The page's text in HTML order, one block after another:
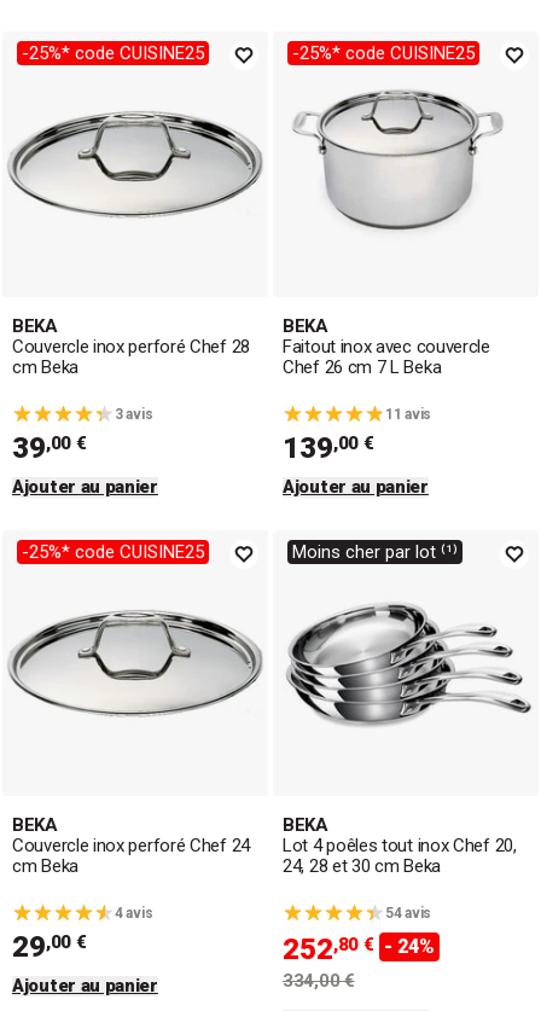
-25%* code CUISINE25
BEKA
Couvercle inox perforé Chef 28
cm Beka
3 avis
39,00 €
Ajouter au panier
-25%* code CUISINE25
BEKA
Faitout inox avec couvercle
Chef 26 cm 7 L Beka
11 avis
139,00 €
Ajouter au panier
-25%* code CUISINE25
BEKA
Couvercle inox perforé Chef 24
cm Beka
4 avis
29,00 €
Ajouter au panier
Moins cher par lot ⁽¹⁾
BEKA
Lot 4 poêles tout inox Chef 20,
24, 28 et 30 cm Beka
54 avis
252,80 € - 24%
334,00 €